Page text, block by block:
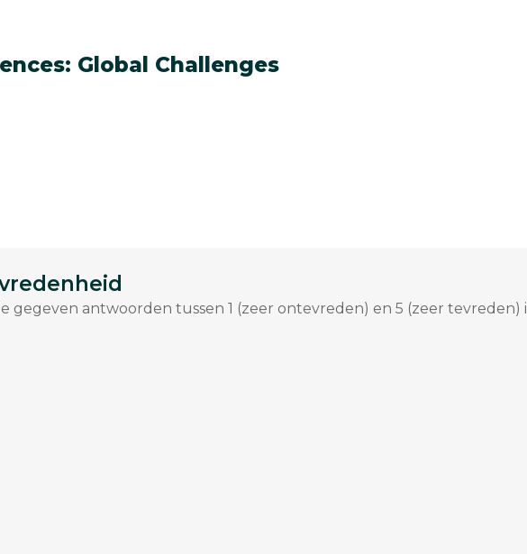
Global Challenges
gegeven antwoorden tussen 1 (zeer ontevreden) en 5 (zeer tevreden)